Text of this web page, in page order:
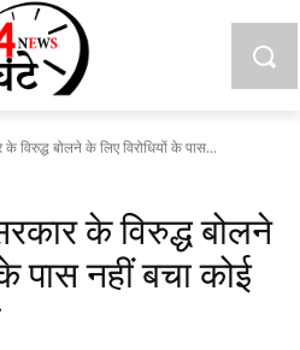
विरुद्ध बोलने के लिए विरोधियों के पास...
के विरुद्ध बोलने
पास नहीं बचा कोई